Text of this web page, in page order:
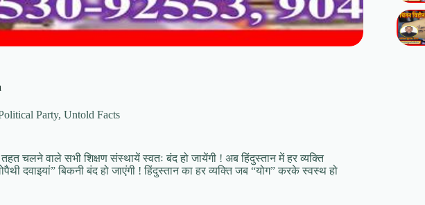
Party, Untold Facts
चलने वाले सभी शिक्षण संस्थायें स्वतः बंद हो जायेंगी ! अब हिंदुस्तान में हर व्यक्ति
दवाइयां” बिकनी बंद हो जाएंगी ! हिंदुस्तान का हर व्यक्ति जब “योग” करके स्वस्थ हो